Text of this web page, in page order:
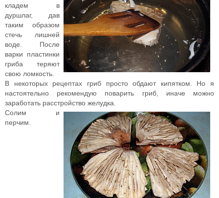
кладем в
дуршлаг, дав
таким образом
стечь лишней
воде. После
варки пластинки
гриба теряют
свою ломкость.
В некоторых рецептах гриб просто обдают кипятком. Но я
настоятельно рекомендую поварить гриб, иначе можно
заработать расстройство желудка.
Солим и
перчим